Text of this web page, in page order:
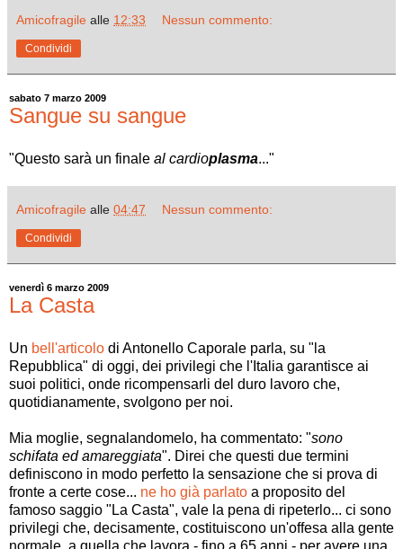
Amicofragile alle 12:33 Nessun commento:
Condividi
sabato 7 marzo 2009
Sangue su sangue
"Questo sarà un finale al cardioplasma..."
Amicofragile alle 04:47 Nessun commento:
Condividi
venerdì 6 marzo 2009
La Casta
Un bell'articolo di Antonello Caporale parla, su "la
Repubblica" di oggi, dei privilegi che l'Italia garantisce ai
suoi politici, onde ricompensarli del duro lavoro che,
quotidianamente, svolgono per noi.
Mia moglie, segnalandomelo, ha commentato: "sono
schifata ed amareggiata". Direi che questi due termini
definiscono in modo perfetto la sensazione che si prova di
fronte a certe cose... ne ho già parlato a proposito del
famoso saggio "La Casta", vale la pena di ripeterlo... ci sono
privilegi che, decisamente, costituiscono un'offesa alla gente
normale, a quella che lavora - fino a 65 anni - per avere una